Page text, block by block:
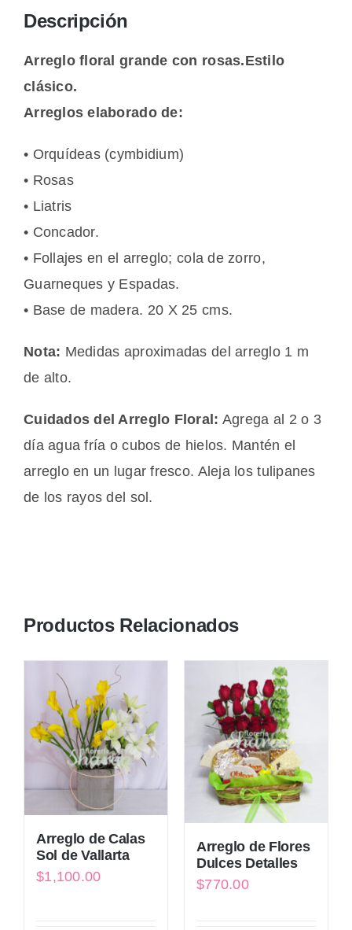
Descripción
Arreglo floral grande con rosas.Estilo
clásico.
Arreglos elaborado de:
• Orquídeas (cymbidium)
• Rosas
• Liatris
• Concador.
• Follajes en el arreglo; cola de zorro,
Guarneques y Espadas.
• Base de madera. 20 X 25 cms.
Nota: Medidas aproximadas del arreglo 1 m
de alto.
Cuidados del Arreglo Floral: Agrega al 2 o 3
día agua fría o cubos de hielos. Mantén el
arreglo en un lugar fresco. Aleja los tulipanes
de los rayos del sol.
Productos Relacionados
Arreglo de Calas
Sol de Vallarta
$1,100.00
Arreglo de Flores
Dulces Detalles
$770.00